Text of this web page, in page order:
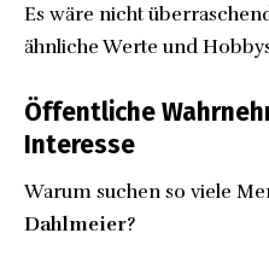
Es wäre nicht
ähnliche Werte und
Öffentliche
Interesse
Warum suchen so viele
Dahlmeier?